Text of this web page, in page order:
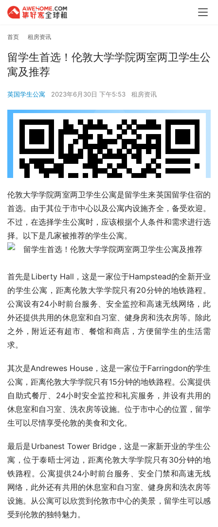
首页 租房资讯
留学生首选！伦敦大学学院两室两卫学生公
寓及推荐
英国学生公寓 2023年6月30日 下午5:53 租房资讯
伦敦大学学院两室两卫学生公寓是留学生来英国留学住宿的
首选。由于其位于市中心以及公寓内设施齐全，备受欢迎。
不过，在选择学生公寓时，应该根据个人条件和需求进行选
择。以下是几家被推荐的学生公寓。
首先是Liberty Hall，这是一家位于Hampstead的全新开业
的学生公寓，距离伦敦大学学院只有20分钟的地铁路程。
公寓设有24小时前台服务、安全监控和高速无线网络，此
外还提供共用的休息室和自习室、健身房和洗衣房等。除此
之外，附近还有超市、餐馆和商店，方便留学生的生活需
求。
其次是Andrewes House，这是一家位于Farringdon的学生
公寓，距离伦敦大学学院只有15分钟的地铁路程。公寓提供
自助式餐厅、24小时安全监控和礼宾服务，并设有共用的
休息室和自习室、洗衣房等设施。位于市中心的位置，留学
生可以尽情享受伦敦的美食和文化。
最后是Urbanest Tower Bridge，这是一家新开业的学生公
寓，位于泰晤士河边，距离伦敦大学学院只有30分钟的地
铁路程。公寓提供24小时前台服务、安全门禁和高速无线
网络，此外还有共用的休息室和自习室、健身房和洗衣房等
设施。从公寓可以欣赏到伦敦市中心的美景，留学生可以感
受到伦敦的独特魅力。